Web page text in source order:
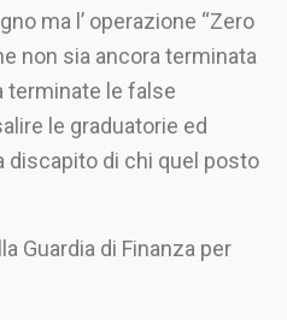
ma l’ operazione “Zero
non sia ancora terminata
terminate le false
le graduatorie ed
discapito di chi quel posto
Guardia di Finanza per